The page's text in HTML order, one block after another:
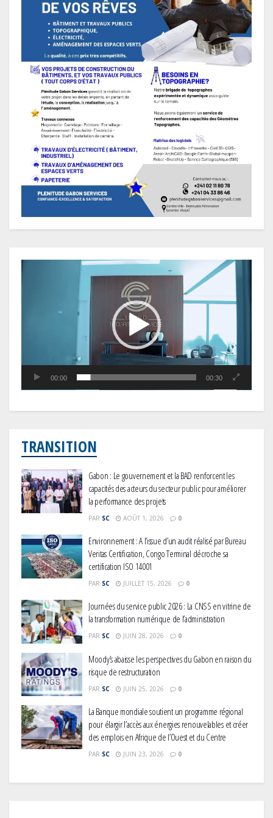
00:00 00:30
TRANSITION
Gabon : Le gouvernement et la BAD renforcent les
capacités des acteurs du secteur public pour améliorer
la performance des projets
PAR SC AOÛT 1, 2026 0
Environnement : A l’issue d’un audit réalisé par Bureau
Veritas Certification, Congo Terminal décroche sa
certification ISO 14001
PAR SC JUILLET 15, 2026 0
Journées du service public 2026 : La CNSS en vitrine de
la transformation numérique de l’administration
PAR SC JUIN 28, 2026 0
Moody’s abaisse les perspectives du Gabon en raison du
risque de restructuration
PAR SC JUIN 25, 2026 0
La Banque mondiale soutient un programme régional
pour élargir l’accès aux énergies renouvelables et créer
des emplois en Afrique de l’Ouest et du Centre
PAR SC JUIN 23, 2026 0